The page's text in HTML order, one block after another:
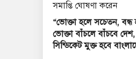
সমাপ্তি ঘোষণা করেন
“ভোক্তা হলে সচেতন, বন্ধ
ভোক্তা বাঁচলে বাঁচবে দেশ,
সিন্ডিকেট মুক্ত হবে